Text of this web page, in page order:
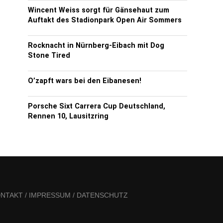
Wincent Weiss sorgt für Gänsehaut zum
Auftakt des Stadionpark Open Air Sommers
Rocknacht in Nürnberg-Eibach mit Dog
Stone Tired
O’zapft wars bei den Eibanesen!
Porsche Sixt Carrera Cup Deutschland,
Rennen 10, Lausitzring
/ IMPRESSUM / DATENSCHUTZ